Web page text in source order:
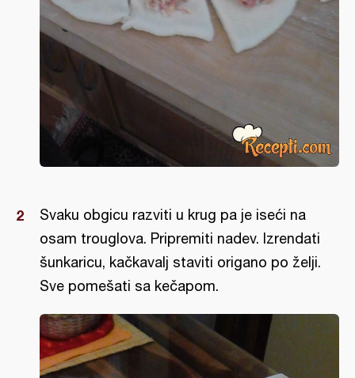
Svaku obgicu razviti u krug pa je iseći na
osam trouglova. Pripremiti nadev. Izrendati
šunkaricu, kačkavalj staviti origano po želji.
Sve pomešati sa kečapom.